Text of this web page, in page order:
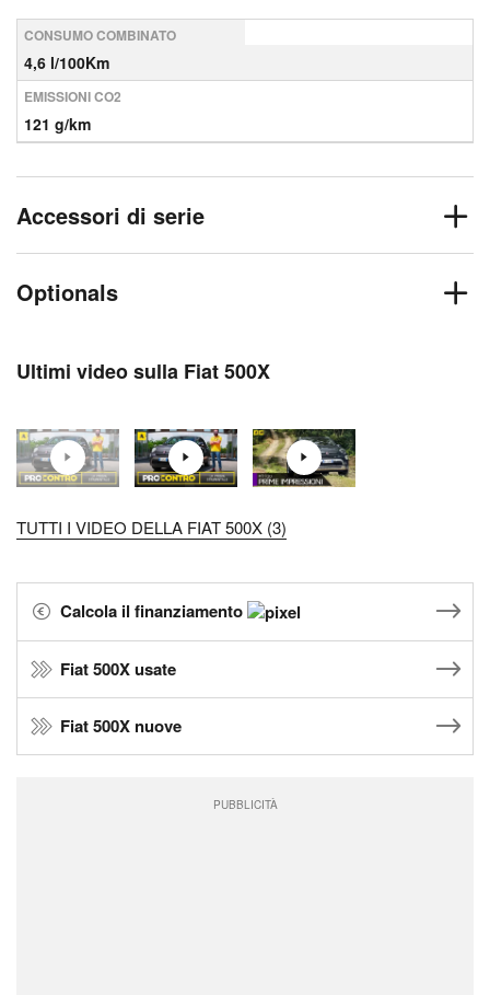
CONSUMO COMBINATO
4,6 l/100Km
EMISSIONI CO2
121 g/km
Accessori di serie
Optionals
Ultimi video sulla Fiat 500X
TUTTI I VIDEO DELLA FIAT 500X (3)
Calcola il finanziamento
Fiat 500X usate
Fiat 500X nuove
PUBBLICITÀ